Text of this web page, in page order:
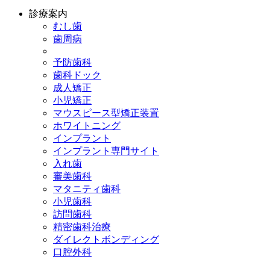
診療案内
むし歯
歯周病
予防歯科
歯科ドック
成人矯正
小児矯正
マウスピース型矯正装置
ホワイトニング
インプラント
インプラント専門サイト
入れ歯
審美歯科
マタニティ歯科
小児歯科
訪問歯科
精密歯科治療
ダイレクトボンディング
口腔外科